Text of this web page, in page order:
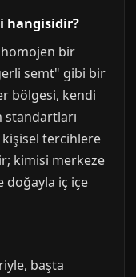
hangisidir?
bir
semt" gibi bir
bölgesi, kendi
standartları
tercihlere
kimisi merkeze
doğayla iç içe
başta